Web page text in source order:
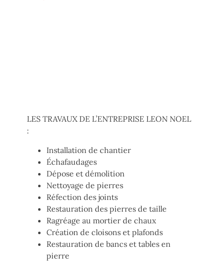
LES TRAVAUX DE L’ENTREPRISE LEON NOEL
:
Installation de chantier
Échafaudages
Dépose et démolition
Nettoyage de pierres
Réfection des joints
Restauration des pierres de taille
Ragréage au mortier de chaux
Création de cloisons et plafonds
Restauration de bancs et tables en
pierre